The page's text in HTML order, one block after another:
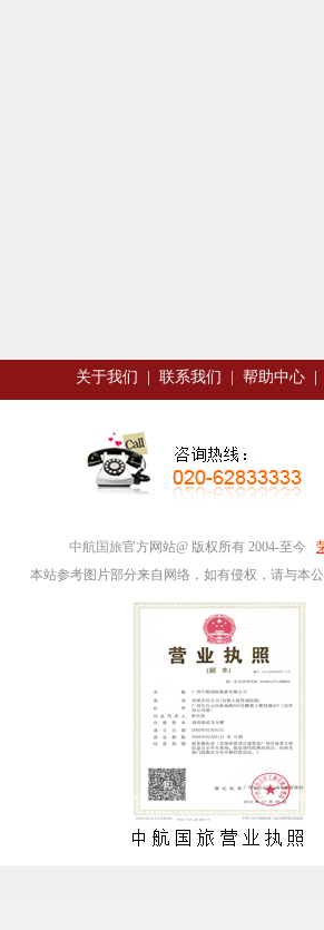
关于我们 联系我们 帮助中心
中航国旅官方网站@ 版权所有 2004-至今
本站参考图片部分来自网络，如有侵权，请与本